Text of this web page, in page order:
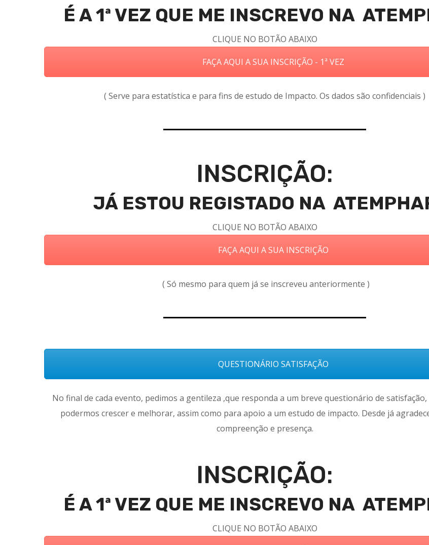
É A 1ª VEZ QUE ME INSCREVO NA
CLIQUE NO BOTÃO ABAIXO
FAÇA AQUI A SUA INSCRIÇÃO - 1ª VEZ
( Serve para estatística e para fins de estudo de Impacto. Os dados são confidenciais )
INSCRIÇÃO:
JÁ ESTOU REGISTADO NA
CLIQUE NO BOTÃO ABAIXO
FAÇA AQUI A SUA INSCRIÇÃO
( Só mesmo para quem já se inscreveu anteriormente )
QUESTIONÁRIO SATISFAÇÃO
No final de cada evento, pedimos a gentileza ,que responda a um breve questionário de
podermos crescer e melhorar, assim como para apoio a um estudo de impacto. Desde já
compreenção e presença.
INSCRIÇÃO:
É A 1ª VEZ QUE ME INSCREVO NA
CLIQUE NO BOTÃO ABAIXO